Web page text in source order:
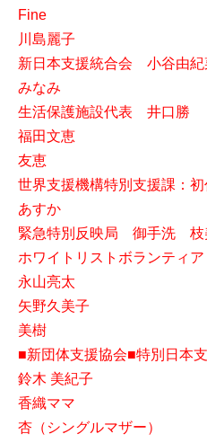
Fine
川島麗子
新日本支援統合会 小谷由紀
みなみ
生活保護施設代表 井口勝
福田文恵
友恵
世界支援機構特別支援課：初
あすか
緊急特別反映局 御手洗 枝
ホワイトリストボランティア
永山亮太
矢野久美子
美樹
■新団体支援協会■特別日本
鈴木 美紀子
香織ママ
杏（シングルマザー）